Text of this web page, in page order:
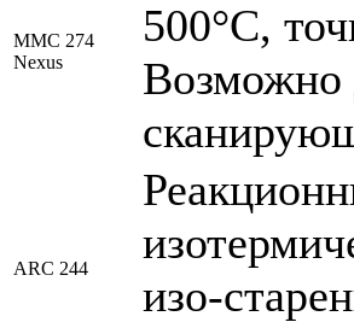
MMC 274
Nexus
500°С,
Возможно
ARC 244
изо-